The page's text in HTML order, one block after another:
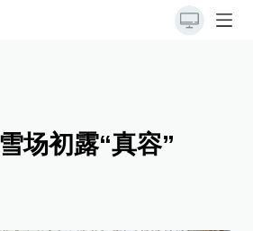
场初露“真容”